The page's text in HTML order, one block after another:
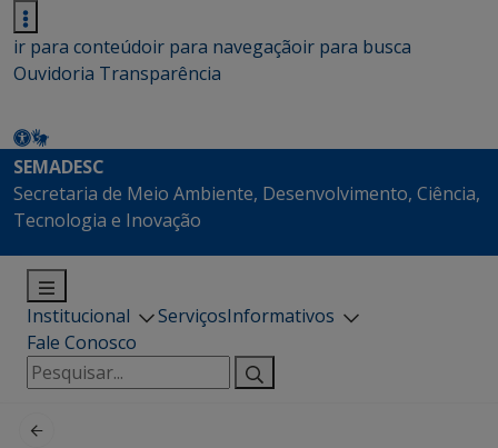
ir para conteúdoir para navegaçãoir para busca
Ouvidoria Transparência
SEMADESC
Secretaria de Meio Ambiente, Desenvolvimento, Ciência,
Tecnologia e Inovação
Institucional ServiçosInformativos
Fale Conosco
Pesquisar
por: